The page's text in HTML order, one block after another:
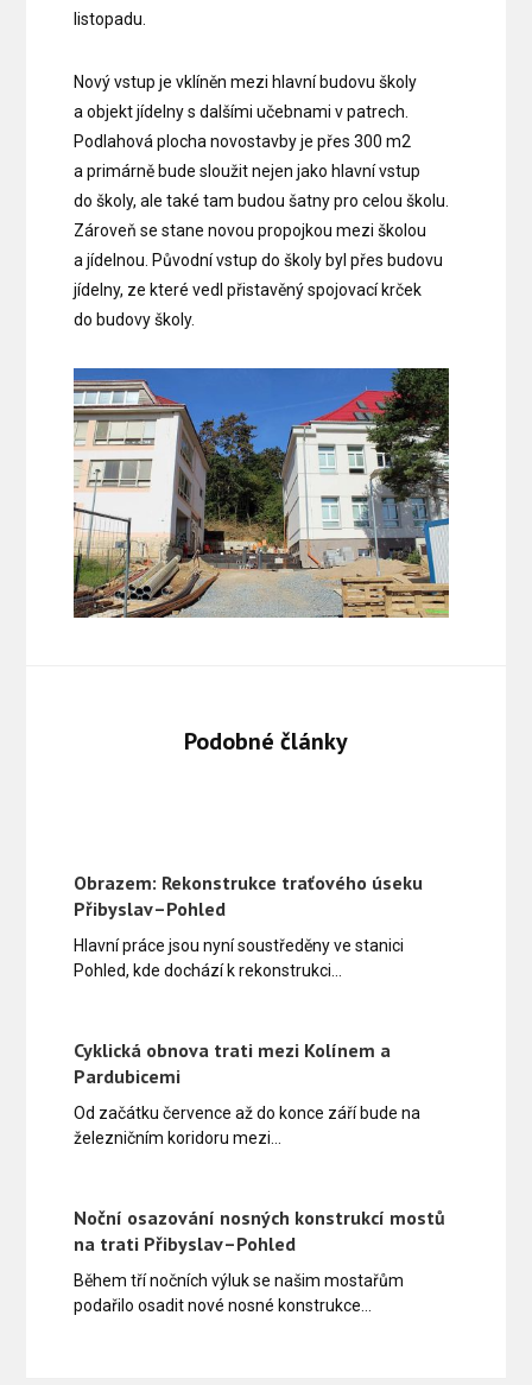
listopadu.
Nový vstup je vklíněn mezi hlavní budovu školy
a objekt jídelny s dalšími učebnami v patrech.
Podlahová plocha novostavby je přes 300 m2
a primárně bude sloužit nejen jako hlavní vstup
do školy, ale také tam budou šatny pro celou školu.
Zároveň se stane novou propojkou mezi školou
a jídelnou. Původní vstup do školy byl přes budovu
jídelny, ze které vedl přistavěný spojovací krček
do budovy školy.
Podobné články
Obrazem: Rekonstrukce traťového úseku
Přibyslav–Pohled
Hlavní práce jsou nyní soustředěny ve stanici
Pohled, kde dochází k rekonstrukci…
Cyklická obnova trati mezi Kolínem a
Pardubicemi
Od začátku července až do konce září bude na
železničním koridoru mezi…
Noční osazování nosných konstrukcí mostů
na trati Přibyslav–Pohled
Během tří nočních výluk se našim mostařům
podařilo osadit nové nosné konstrukce…